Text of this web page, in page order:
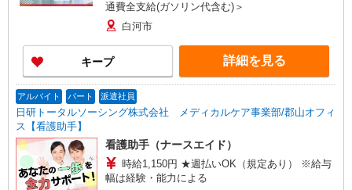
通費全支給(ガソリン代含む)＞
白河市
キープ 詳細を見る
アルバイト パート 派遣社員
日研トータルソーシング株式会社 メディカルケア事業部/郡山オフィ
ス【看護助手】
看護助手（ナースエイド）
時給1,150円 ★週払いOK（規定あり） ※給与
幅は経験・能力による